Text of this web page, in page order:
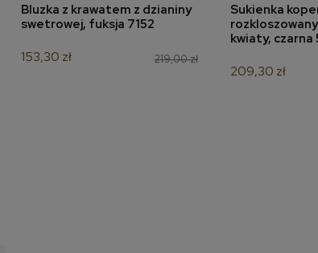
dodaj do koszyka
Bluzka z krawatem z dzianiny
swetrowej, fuksja 7152
219,00 zł
153,30 zł
dodaj
Sukienka
kwiaty, czarna
209,30 zł